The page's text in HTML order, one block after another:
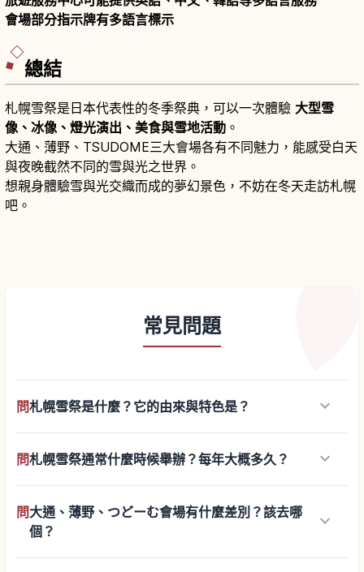
會場部分指示牌有多語言標示
總結
札幌雪祭是日本代表性的冬季祭典，可以一次體驗 大型雪
像、冰像、燈光演出、美食與雪地活動 。
大通、薄野、TSUDOME三大會場各有不同魅力，能感受白天
與夜晚截然不同的雪與光之世界。
想親身體驗雪與光交織而成的夢幻景色，不妨在冬天走訪札幌
吧。
常見問題
問札幌雪祭是什麼？它的由來與特色是？ keyboard_arrow_down
問札幌雪祭通常什麼時候舉辦？每年大概多久？ keyboard_arrow_down
問大通、薄野、つどーむ會場有什麼差別？該去哪
個？
keyboard_arrow_down